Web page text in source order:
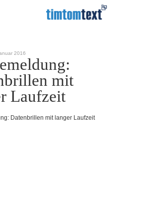
2016
mit
Laufzeit
Datenbrillen mit langer Laufzeit